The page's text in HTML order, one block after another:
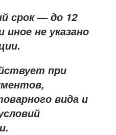
срок — до 12
иное не указано
при
вида и